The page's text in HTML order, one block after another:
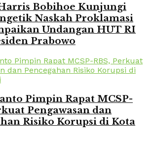
Bobihoe Kunjungi
Naskah Proklamasi
Undangan HUT RI
Prabowo
Pimpin Rapat MCSP-
Pengawasan dan
Risiko Korupsi di Kota